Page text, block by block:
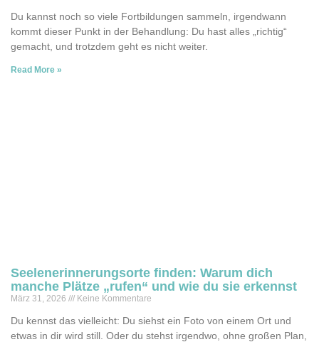
Du kannst noch so viele Fortbildungen sammeln, irgendwann
kommt dieser Punkt in der Behandlung: Du hast alles „richtig“
gemacht, und trotzdem geht es nicht weiter.
Read More »
Seelenerinnerungsorte finden: Warum dich
manche Plätze „rufen“ und wie du sie erkennst
März 31, 2026 Keine Kommentare
Du kennst das vielleicht: Du siehst ein Foto von einem Ort und
etwas in dir wird still. Oder du stehst irgendwo, ohne großen Plan,